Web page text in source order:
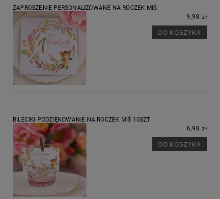
ZAPROSZENIE PERSONALIZOWANE NA ROCZEK MIŚ
9,98 zł
DO KOSZYKA
BILECIKI PODZIĘKOWANIE NA ROCZEK MIŚ 10SZT
6,98 zł
DO KOSZYKA